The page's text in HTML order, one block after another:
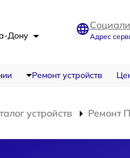
Дону Адрес
Ремонт устройств
устройств Ремонт